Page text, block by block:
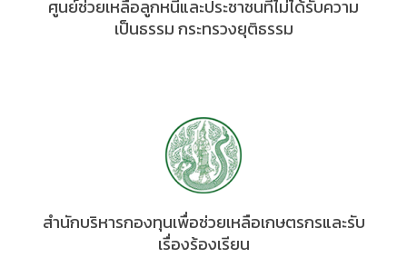
ศูนย์ช่วยเหลือลูกหนี้และประชาชนที่ไม่ได้รับความ
เป็นธรรม กระทรวงยุติธรรม
สำนักบริหารกองทุนเพื่อช่วยเหลือเกษตรกรและรับ
เรื่องร้องเรียน